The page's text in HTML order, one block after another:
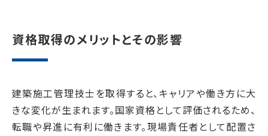
資格取得のメリットとその影響
建築施工管理技士を取得すると、キャリアや働き方に大
きな変化が生まれます。国家資格として評価されるため、
転職や昇進に有利に働きます。現場責任者として配置さ